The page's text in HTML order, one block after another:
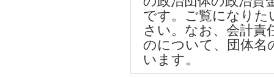
です。ご覧になりた
さい。なお、会計責
のについて、団体名
います。